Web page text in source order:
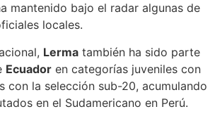
mantenido bajo el radar algunas de
locales.
Lerma también ha sido parte
Ecuador en categorías juveniles con
con la selección sub-20, acumulando
en el Sudamericano en Perú.